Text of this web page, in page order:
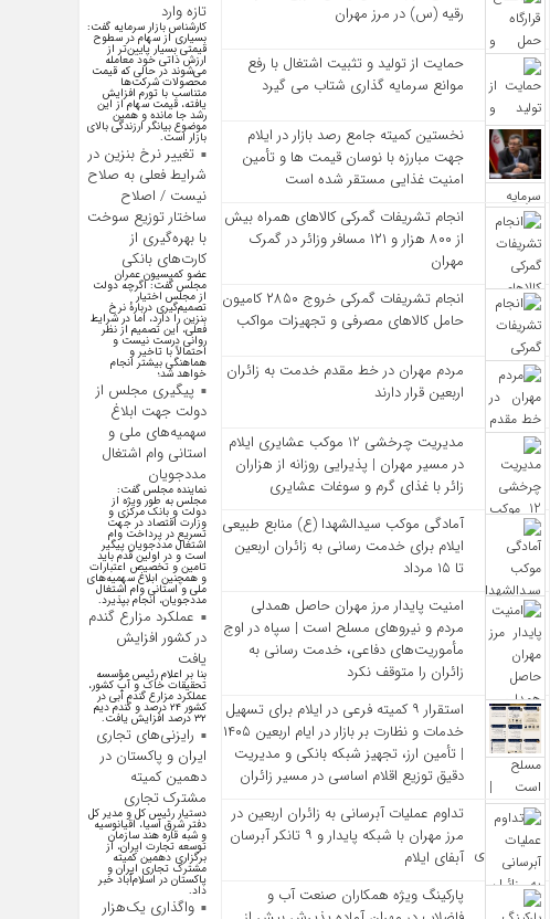
رقیه (س) در مرز مهران
حمایت از تولید و تثبیت اشتغال با رفع
موانع سرمایه‌ گذاری شتاب می‌ گیرد
نخستین کمیته جامع رصد بازار در ایلام
جهت مبارزه با نوسان قیمت‌ ها و تأمین
امنیت غذایی مستقر شده است
انجام تشریفات گمرکی کالاهای همراه بیش
از ۸۰۰ هزار و ۱۲۱ مسافر وزائر در گمرک
مهران
انجام تشریفات گمرکی خروج ۲۸۵۰ کامیون
حامل کالاهای مصرفی و تجهیزات مواکب
مردم مهران در خط مقدم خدمت به زائران
اربعین قرار دارند
مدیریت چرخشی 12 موکب‌ عشایری ایلام
در مسیر مهران | پذیرایی روزانه از هزاران
زائر با غذای گرم و سوغات عشایری
آمادگی موکب سیدالشهدا (ع) منابع طبیعی
ایلام برای خدمت‌ رسانی به زائران اربعین
تا ۱۵ مرداد
امنیت پایدار مرز مهران حاصل همدلی
مردم و نیروهای مسلح است | سپاه در اوج
مأموریت‌های دفاعی، خدمت‌ رسانی به
زائران را متوقف نکرد
استقرار ۹ کمیته فرعی در ایلام برای تسهیل
خدمات و نظارت بر بازار در ایام اربعین ۱۴۰۵
| تأمین ارز، تجهیز شبکه بانکی و مدیریت
دقیق توزیع اقلام اساسی در مسیر زائران
تداوم عملیات آبرسانی به زائران اربعین در
مرز مهران با شبکه پایدار و ۹ تانکر آبرسان
آبفای ایلام
پارکینگ ویژه همکاران صنعت آب و
تازه وارد
کارشناس بازار سرمایه گفت:
بسیاری از سهام در سطوح
قیمتی بسیار پایین‌تر از
ارزش ذاتی خود معامله
می‌شوند در حالی که قیمت
محصولات شرکت‌ها
متناسب با تورم افزایش
یافته، قیمت سهام از این
رشد جا مانده و همین
موضوع بیانگر ارزندگی بالای
بازار است.
تغییر نرخ بنزین در
شرایط فعلی به صلاح
نیست / اصلاح
ساختار توزیع سوخت
با بهره‌گیری از
کارت‌های بانکی
عضو کمیسیون عمران
مجلس گفت: اگرچه دولت
از مجلس اختیار
تصمیم‌گیری دربارهٔ نرخ
بنزین را دارد، اما در شرایط
فعلی، این تصمیم از نظر
روانی درست نیست و
احتمالاً با تاخیر و
هماهنگی بیشتر انجام
خواهد شد؛
پیگیری مجلس از
دولت جهت ابلاغ
سهمیه‌های ملی و
استانی وام اشتغال
مددجویان
نماینده مجلس گفت:
مجلس به طور ویژه از
دولت و بانک مرکزی و
وزارت اقتصاد در جهت
تسریع در پرداخت وام
اشتغال مددجویان پیگیر
است و در اولین قدم باید
تامین و تخصیص اعتبارات
و همچنین ابلاغ سهمیه‌های
ملی و استانی وام اشتغال
مددجویان، انجام بپذیرد.
عملکرد مزارع گندم
در کشور افزایش
یافت
بنا بر اعلام رئیس مؤسسه
تحقیقات خاک و آب کشور،
عملکرد مزارع گندم آبی در
کشور ۲۴ درصد و گندم دیم
۳۲ درصد افزایش یافت.
رایزنی‌های تجاری
ایران و پاکستان در
دهمین کمیته
مشترک تجاری
دستیار رئیس کل و مدیر کل
دفتر شرق آسیا، اقیانوسیه
و شبه قاره هند سازمان
توسعه تجارت ایران، از
برگزاری دهمین کمیته
مشترک تجاری ایران و
پاکستان در اسلام‌آباد خبر
داد.
واگذاری یک‌هزار